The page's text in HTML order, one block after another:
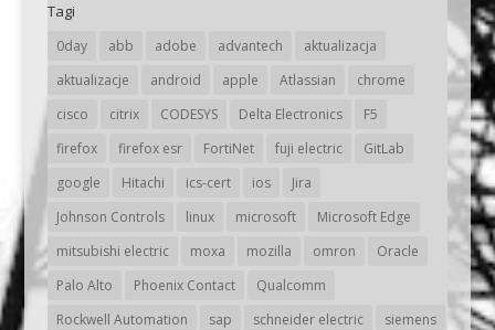
Tagi
0day abb adobe advantech
aktualizacja
aktualizacje
android apple Atlassian
chrome
cisco
citrix CODESYS Delta Electronics
F5
firefox
firefox esr FortiNet fuji electric
GitLab
google
Hitachi ics-cert ios
Jira
Johnson Controls
linux microsoft
Microsoft Edge
mitsubishi electric
moxa mozilla omron
Oracle
Palo Alto
Phoenix Contact
Qualcomm
Rockwell Automation
sap schneider electric
siemens